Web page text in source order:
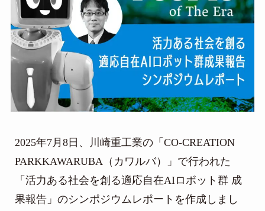
2025年7月8日、川崎重工業の「CO-CREATION
PARKKAWARUBA（カワルバ）」で行われた
「活力ある社会を創る適応自在AIロボット群 成
果報告」のシンポジウムレポートを作成しまし